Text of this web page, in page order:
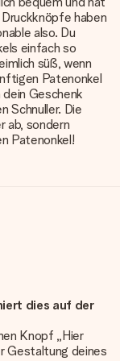
haben
also. Du
einfach so
süß, wenn
Patenonkel
Geschenk
Schnuller. Die
ab, sondern
Patenonkel!
dies auf der
Knopf „Hier
Gestaltung deines